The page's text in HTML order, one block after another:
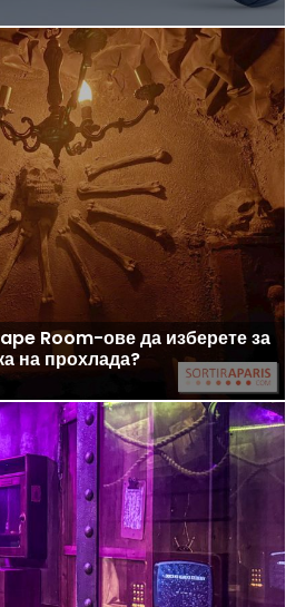
Room-ове да изберете за
на прохлада?